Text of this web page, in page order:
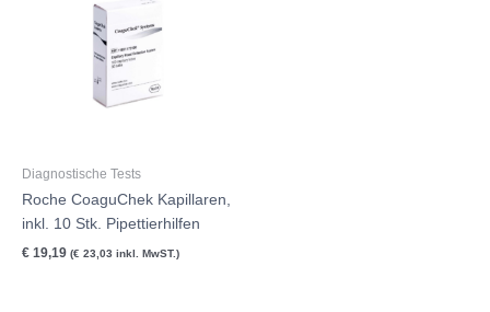
Diagnostische Tests
Roche CoaguChek Kapillaren,
inkl. 10 Stk. Pipettierhilfen
€ 19,19 (€ 23,03 inkl. MwST.)